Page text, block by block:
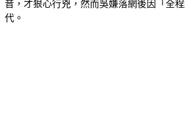
死。初步調查，疑似13樓的住戶吳先生不
音，才狠心行兇，然而吳嫌落網後因「全程